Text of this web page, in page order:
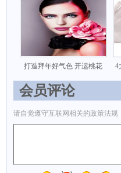
打造拜年好气色 开运桃花 4
会员评论
请自觉遵守互联网相关的政策法规